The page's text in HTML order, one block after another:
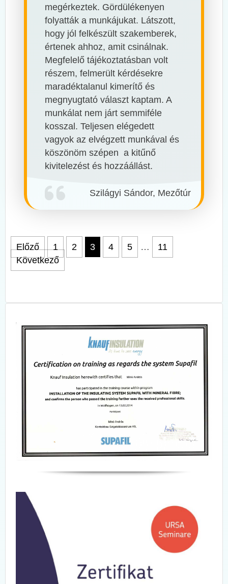
megérkeztek. Gördülékenyen
folyatták a munkájukat. Látszott,
hogy jól felkészült szakemberek,
értenek ahhoz, amit csinálnak.
Megfelelő tájékoztatásban volt
részem, felmerült kérdésekre
maradéktalanul kimerítő és
megnyugtató választ kaptam. A
munkálat nem járt semmiféle
kosszal. Teljesen elégedett
vagyok az elvégzett munkával és
köszönöm szépen a kitűnő
kivitelezést és hozzáállást.
Szilágyi Sándor, Mezőtúr
Bejegyzések
lapozása
Előző 1 2 3 4 5 …
11
Következő